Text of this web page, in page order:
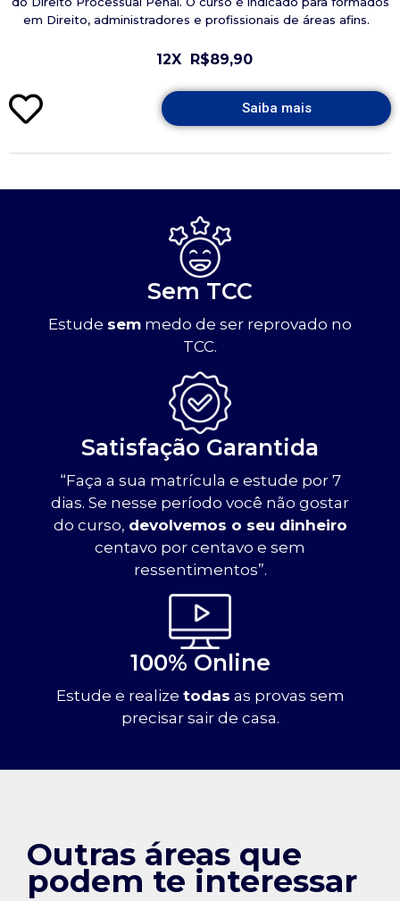
em Direito, administradores e profissionais de áreas afins.
12X R$89,90
Saiba mais
Sem TCC
Estude sem medo de ser reprovado no
TCC.
Satisfação Garantida
“Faça a sua matrícula e estude por 7
dias. Se nesse período você não gostar
do curso, devolvemos o seu dinheiro
centavo por centavo e sem
ressentimentos”.
100% Online
Estude e realize todas as provas sem
precisar sair de casa.
Outras áreas que
podem te interessar